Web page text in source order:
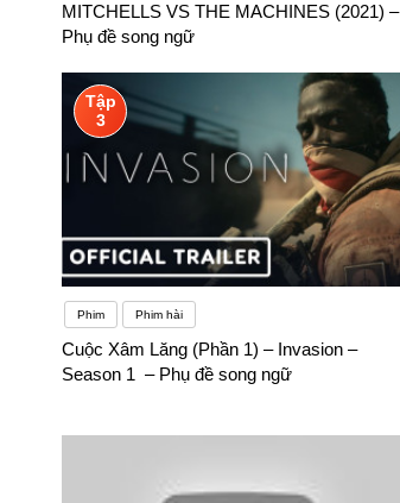
MITCHELLS VS THE MACHINES (2021) –
Phụ đề song ngữ
Tập
3
Phim Phim hài
Cuộc Xâm Lăng (Phần 1) – Invasion –
Season 1 – Phụ đề song ngữ